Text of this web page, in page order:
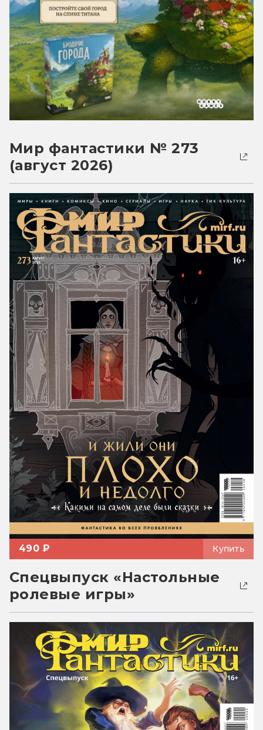
Мир фантастики № 273
(август 2026)
490 ₽ Купить
Спецвыпуск «Настольные
ролевые игры»